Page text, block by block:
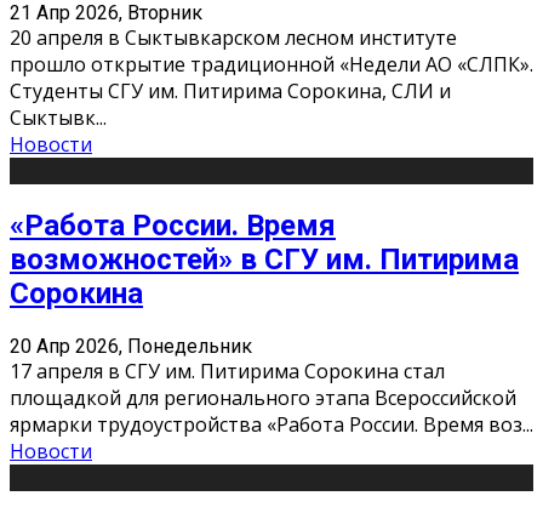
21 Апр 2026, Вторник
20 апреля в Сыктывкарском лесном институте
прошло открытие традиционной «Недели АО «СЛПК».
Студенты СГУ им. Питирима Сорокина, СЛИ и
Сыктывк...
Новости
«Работа России. Время
возможностей» в СГУ им. Питирима
Сорокина
20 Апр 2026, Понедельник
17 апреля в СГУ им. Питирима Сорокина стал
площадкой для регионального этапа Всероссийской
ярмарки трудоустройства «Работа России. Время воз...
Новости